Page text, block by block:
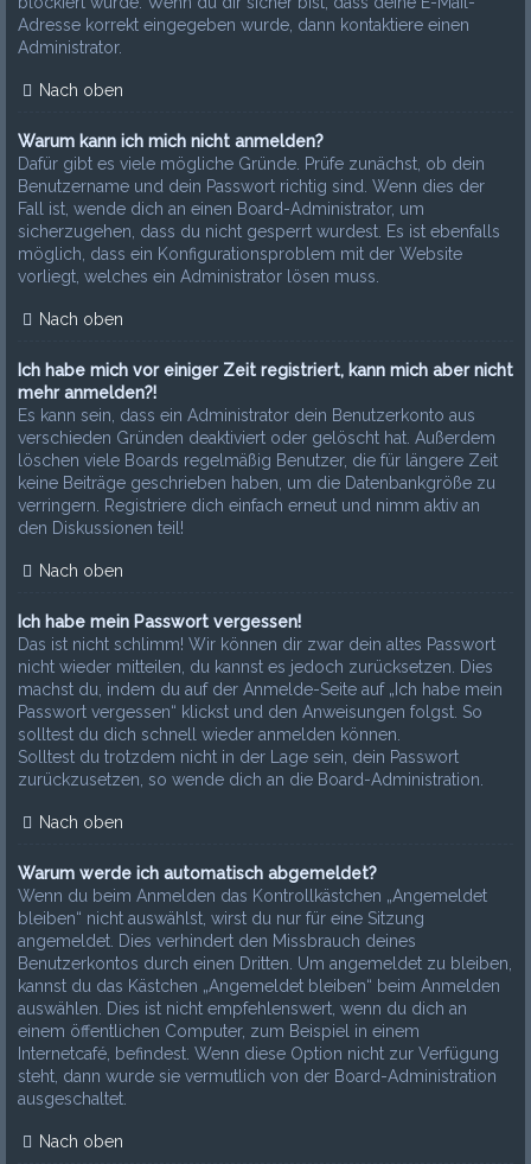
Adresse korrekt eingegeben wurde, dann kontaktiere einen
Administrator.
Nach oben
Warum kann ich mich nicht anmelden?
Dafür gibt es viele mögliche Gründe. Prüfe zunächst, ob dein
Benutzername und dein Passwort richtig sind. Wenn dies der
Fall ist, wende dich an einen Board-Administrator, um
sicherzugehen, dass du nicht gesperrt wurdest. Es ist ebenfalls
möglich, dass ein Konfigurationsproblem mit der Website
vorliegt, welches ein Administrator lösen muss.
Nach oben
Ich habe mich vor einiger Zeit registriert, kann mich aber nicht
mehr anmelden?!
Es kann sein, dass ein Administrator dein Benutzerkonto aus
verschieden Gründen deaktiviert oder gelöscht hat. Außerdem
löschen viele Boards regelmäßig Benutzer, die für längere Zeit
keine Beiträge geschrieben haben, um die Datenbankgröße zu
verringern. Registriere dich einfach erneut und nimm aktiv an
den Diskussionen teil!
Nach oben
Ich habe mein Passwort vergessen!
Das ist nicht schlimm! Wir können dir zwar dein altes Passwort
nicht wieder mitteilen, du kannst es jedoch zurücksetzen. Dies
machst du, indem du auf der Anmelde-Seite auf „Ich habe mein
Passwort vergessen“ klickst und den Anweisungen folgst. So
solltest du dich schnell wieder anmelden können.
Solltest du trotzdem nicht in der Lage sein, dein Passwort
zurückzusetzen, so wende dich an die Board-Administration.
Nach oben
Warum werde ich automatisch abgemeldet?
Wenn du beim Anmelden das Kontrollkästchen „Angemeldet
bleiben“ nicht auswählst, wirst du nur für eine Sitzung
angemeldet. Dies verhindert den Missbrauch deines
Benutzerkontos durch einen Dritten. Um angemeldet zu bleiben,
kannst du das Kästchen „Angemeldet bleiben“ beim Anmelden
auswählen. Dies ist nicht empfehlenswert, wenn du dich an
einem öffentlichen Computer, zum Beispiel in einem
Internetcafé, befindest. Wenn diese Option nicht zur Verfügung
steht, dann wurde sie vermutlich von der Board-Administration
ausgeschaltet.
Nach oben